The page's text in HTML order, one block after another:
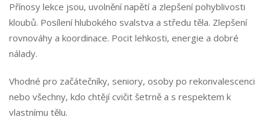
Přínosy lekce jsou, uvolnění napětí a zlepšení pohyblivosti
kloubů. Posílení hlubokého svalstva a středu těla. Zlepšení
rovnováhy a koordinace. Pocit lehkosti, energie a dobré
nálady.
Vhodné pro začátečníky, seniory, osoby po rekonvalescenci
nebo všechny, kdo chtějí cvičit šetrně a s respektem k
vlastnímu tělu.
pro
fungování
webových
stránek.
Statistiky
Abychom